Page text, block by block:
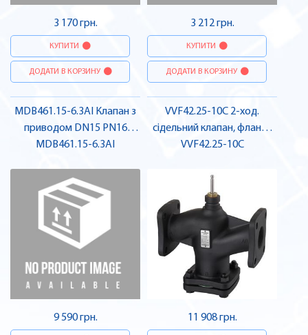
3 170 грн.
КУПИТИ
ДОДАТИ В КОРЗИНУ
3 212 грн.
КУПИТИ
ДОДАТИ В КОРЗИНУ
MDB461.15-6.3AI Клапан з
приводом DN15 PN16
AC24V | SIEMENS
MDB461.15-6.3AI
9 590 грн.
VVF42.25-10C 2-ход.
сідельний клапан, фланц.,
PN16, DN25, kvs 10 |
VVF42.25-10C
11 908 грн.